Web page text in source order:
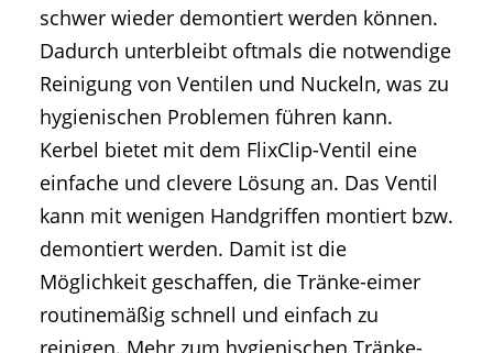
schwer wieder demontiert werden können.
Dadurch unterbleibt oftmals die notwendige
Reinigung von Ventilen und Nuckeln, was zu
hygienischen Problemen führen kann.
Kerbel bietet mit dem FlixClip-Ventil eine
einfache und clevere Lösung an. Das Ventil
kann mit wenigen Handgriffen montiert bzw.
demontiert werden. Damit ist die
Möglichkeit geschaffen, die Tränke-eimer
routinemäßig schnell und einfach zu